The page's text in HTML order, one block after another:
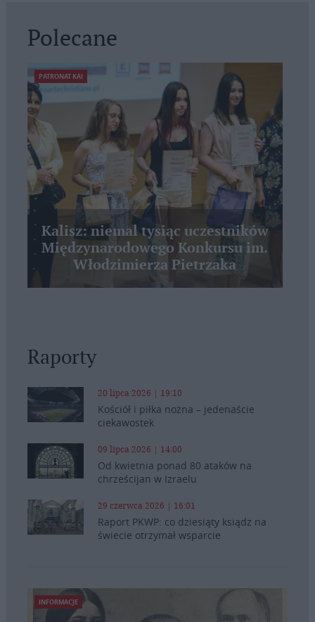
Polecane
PATRONAT KAI
Kalisz: niemal tysiąc uczestników
Międzynarodowego Konkursu im.
Włodzimierza Pietrzaka
Raporty
20 lipca 2026 | 19:10
Kościół i piłka nożna – jedenaście
ciekawostek
09 lipca 2026 | 14:00
Od kwietnia ponad 80 ataków na
chrześcijan w Izraelu
29 czerwca 2026 | 16:01
Raport PKWP: co dziesiąty ksiądz na
świecie otrzymał wsparcie
INFORMACJE